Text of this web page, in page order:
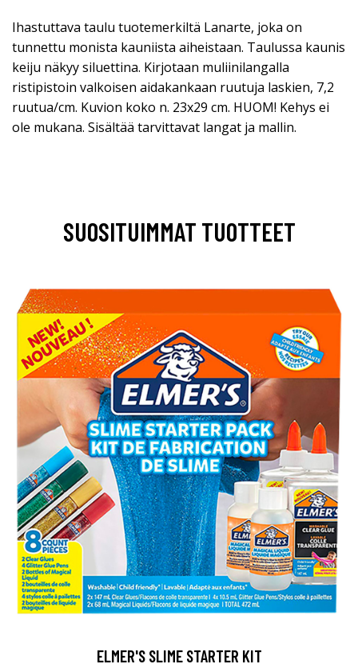
Ihastuttava taulu tuotemerkiltä Lanarte, joka on
tunnettu monista kauniista aiheistaan. Taulussa kaunis
keiju näkyy siluettina. Kirjotaan muliinilangalla
ristipistoin valkoisen aidakankaan ruutuja laskien, 7,2
ruutua/cm. Kuvion koko n. 23x29 cm. HUOM! Kehys ei
ole mukana. Sisältää tarvittavat langat ja mallin.
SUOSITUIMMAT TUOTTEET
ELMER'S SLIME STARTER KIT